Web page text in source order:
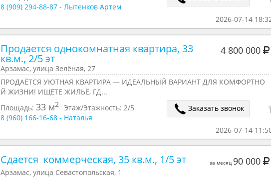
8 (909) 294-88-87 - Лытенков Артем
2026-07-14
Продается однокомнатная квартира, 33
кв.м., 2/5 эт
4 800 000
Арзамас, улица Зелёная, 27
ПРОДАЁТСЯ УЮТНАЯ КВАРТИРА — ИДЕАЛЬНЫЙ ВАРИАНТ ДЛЯ КОМФОРТНО
Й ЖИЗНИ! ИЩЕТЕ ЖИЛЬЁ, ГД...
Площадь: 33 м2 Этаж/Этажность: 2/5
Заказать звонок
8 (960) 166-16-68 - Наталья
2026-07-14
Сдается  коммерческая, 35 кв.м., 1/5 эт за месяц 90 000
Арзамас, улица Севастопольская, 1